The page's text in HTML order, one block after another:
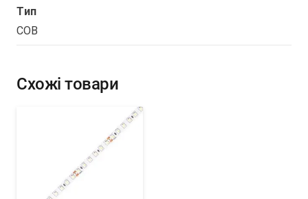
Tип
COB
Схожі товари